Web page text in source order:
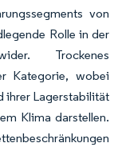
von
Rolle in der
Trockenes
Kategorie, wobei
ihrer Lagerstabilität
Klima darstellen.